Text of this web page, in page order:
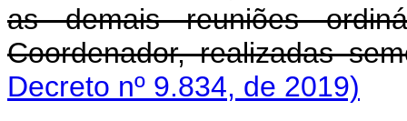
as demais reuniões
Coordenador, realizadas
Decreto nº 9.834, de 2019)